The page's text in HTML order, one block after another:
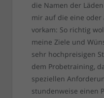
die Namen der
mir auf die eine
vorkam: So richtig
meine Ziele und
sehr hochpreisigen
dem Probetraining,
speziellen
stundenweise einen